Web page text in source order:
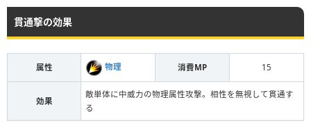
貫通撃の効果
属性 物理 消費MP 15
効果
敵単体に中威力の物理属性攻撃。相性を無視して貫通す
る